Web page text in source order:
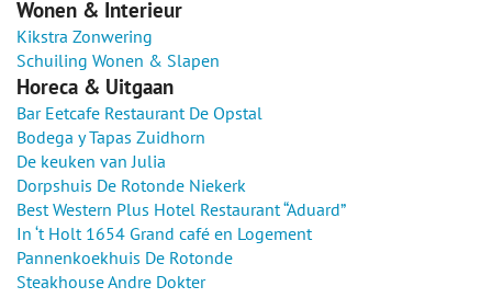
Wonen & Interieur
Kikstra Zonwering
Schuiling Wonen & Slapen
Horeca & Uitgaan
Bar Eetcafe Restaurant De Opstal
Bodega y Tapas Zuidhorn
De keuken van Julia
Dorpshuis De Rotonde Niekerk
Best Western Plus Hotel Restaurant “Aduard”
In ‘t Holt 1654 Grand café en Logement
Pannenkoekhuis De Rotonde
Steakhouse Andre Dokter